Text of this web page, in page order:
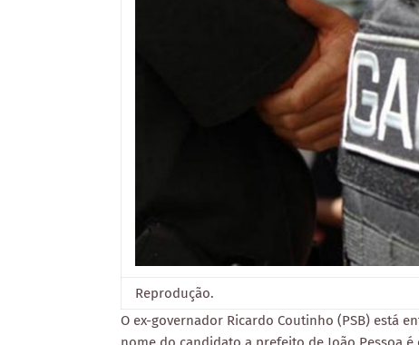
Reprodução.
O ex-governador Ricardo Coutinho (PSB) está